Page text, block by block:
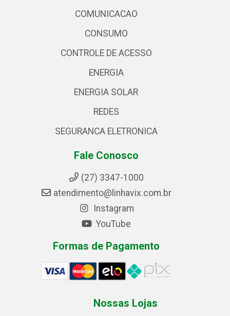
COMUNICACAO
CONSUMO
CONTROLE DE ACESSO
ENERGIA
ENERGIA SOLAR
REDES
SEGURANCA ELETRONICA
Fale Conosco
(27) 3347-1000
atendimento@linhavix.com.br
Instagram
YouTube
Formas de Pagamento
Nossas Lojas